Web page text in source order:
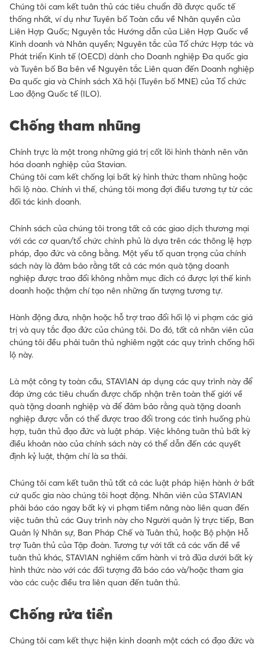
Chúng tôi cam kết tuân thủ các tiêu chuẩn đã được quốc tế
thống nhất, ví dụ như Tuyên bố Toàn cầu về Nhân quyền của
Liên Hợp Quốc; Nguyên tắc Hướng dẫn của Liên Hợp Quốc về
Kinh doanh và Nhân quyền; Nguyên tắc của Tổ chức Hợp tác và
Phát triển Kinh tế (OECD) dành cho Doanh nghiệp Đa quốc gia
và Tuyên bố Ba bên về Nguyên tắc Liên quan đến Doanh nghiệp
Đa quốc gia và Chính sách Xã hội (Tuyên bố MNE) của Tổ chức
Lao động Quốc tế (ILO).
Chống tham nhũng
Chính trực là một trong những giá trị cốt lõi hình thành nên văn
hóa doanh nghiệp của Stavian.
Chúng tôi cam kết chống lại bất kỳ hình thức tham nhũng hoặc
hối lộ nào. Chính vì thế, chúng tôi mong đợi điều tương tự từ các
đối tác kinh doanh.
Chính sách của chúng tôi trong tất cả các giao dịch thương mại
với các cơ quan/tổ chức chính phủ là dựa trên các thông lệ hợp
pháp, đạo đức và công bằng. Một yếu tố quan trọng của chính
sách này là đảm bảo rằng tất cả các món quà tặng doanh
nghiệp được trao đổi không nhằm mục đích có được lợi thế kinh
doanh hoặc thậm chí tạo nên những ấn tượng tương tự.
Hành động đưa, nhận hoặc hỗ trợ trao đổi hối lộ vi phạm các giá
trị và quy tắc đạo đức của chúng tôi. Do đó, tất cả nhân viên của
chúng tôi đều phải tuân thủ nghiêm ngặt các quy trình chống hối
lộ này.
Là một công ty toàn cầu, STAVIAN áp dụng các quy trình này để
đáp ứng các tiêu chuẩn được chấp nhận trên toàn thế giới về
quà tặng doanh nghiệp và để đảm bảo rằng quà tặng doanh
nghiệp được vẫn có thể được trao đổi trong các tình huống phù
hợp, tuân thủ đạo đức và luật pháp. Việc không tuân thủ bất kỳ
điều khoản nào của chính sách này có thể dẫn đến các quyết
định kỷ luật, thậm chí là sa thải.
Chúng tôi cam kết tuân thủ tất cả các luật pháp hiện hành ở bất
cứ quốc gia nào chúng tôi hoạt động. Nhân viên của STAVIAN
phải báo cáo ngay bất kỳ vi phạm tiềm năng nào liên quan đến
việc tuân thủ các Quy trình này cho Người quản lý trực tiếp, Ban
Quản lý Nhân sự, Ban Pháp Chế và Tuân thủ, hoặc Bộ phận Hỗ
trợ Tuân thủ của Tập đoàn. Tương tự với tất cả các vấn đề về
tuân thủ khác, STAVIAN nghiêm cấm hành vi trả đũa dưới bất kỳ
hình thức nào với các đối tượng đã báo cáo và/hoặc tham gia
vào các cuộc điều tra liên quan đến tuân thủ.
Chống rửa tiền
Chúng tôi cam kết thực hiện kinh doanh một cách có đạo đức và